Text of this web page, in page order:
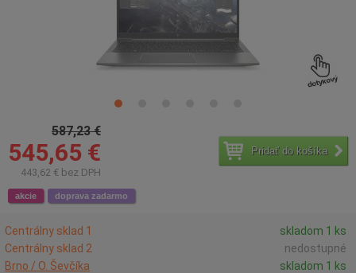
587,23 €
545,65 €
443,62 € bez DPH
Pridať do košíka
akcie doprava zadarmo
Centrálny sklad 1
skladom 1 ks
Centrálny sklad 2
nedostupné
Brno / O. Ševčíka
skladom 1 ks